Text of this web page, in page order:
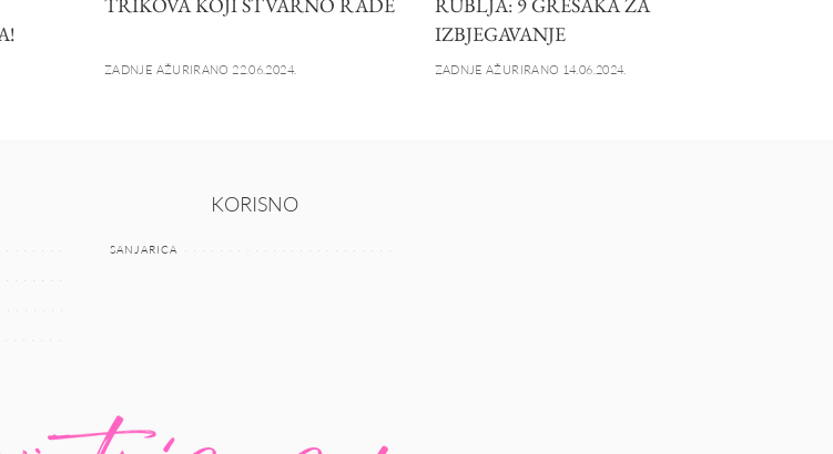
TRIKOVA KOJI STVARNO RADE
ZADNJE AŽURIRANO 22.06.2024.
RUBLJA: 9 GREŠAKA ZA
IZBJEGAVANJE
ZADNJE AŽURIRANO 14.06.2024.
KORISNO
SANJARICA